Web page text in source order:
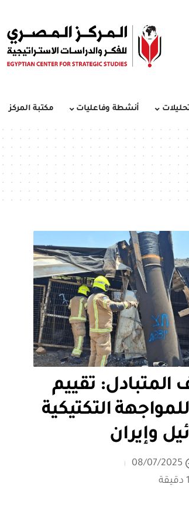
أنشطة وفاعليات مكتبة المركز
المتبادل: تقييم
التكتيكية
وإيران
08/07/2025